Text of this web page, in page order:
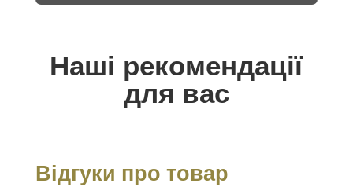
Наші рекомендації
для вас
Відгуки про товар